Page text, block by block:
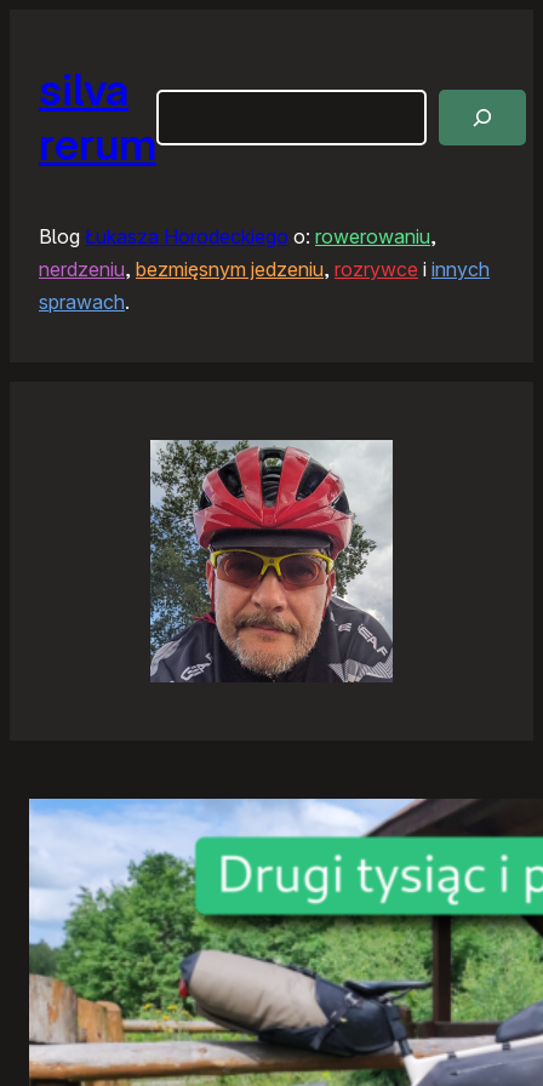
silva
rerum
Blog Łukasza Horodeckiego o: rowerowaniu,
nerdzeniu, bezmięsnym jedzeniu, rozrywce i innych
sprawach.